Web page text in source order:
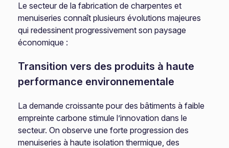
Le secteur de la fabrication de charpentes et
menuiseries connaît plusieurs évolutions majeures
qui redessinent progressivement son paysage
économique :
Transition vers des produits à haute
performance environnementale
La demande croissante pour des bâtiments à faible
empreinte carbone stimule l’innovation dans le
secteur. On observe une forte progression des
menuiseries à haute isolation thermique, des